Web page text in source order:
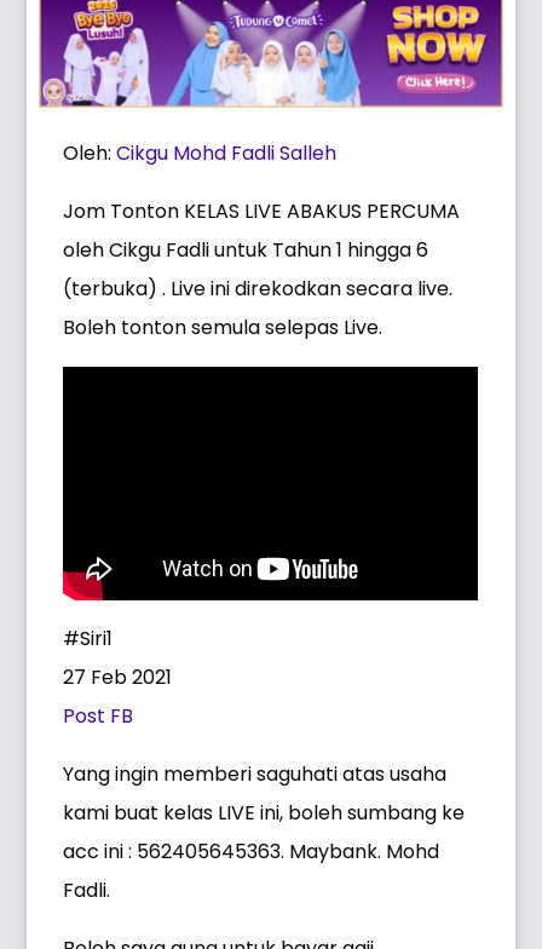
Oleh:Cikgu Mohd Fadli Salleh
Jom Tonton KELAS LIVE ABAKUS PERCUMA
oleh Cikgu Fadli untuk Tahun 1 hingga 6
(terbuka) . Live ini direkodkan secara live.
Boleh tonton semula selepas Live.
#Siri1
27 Feb 2021
Post FB
Yang ingin memberi saguhati atas usaha
kami buat kelas LIVE ini, boleh sumbang ke
acc ini : 562405645363. Maybank. Mohd
Fadli.